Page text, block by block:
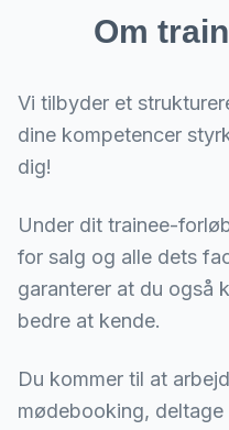
Om
Vi tilbyder et
dine kompetencer
dig!
Under dit trainee-
for salg og alle dets
garanterer at du også
bedre at kende.
Du kommer til at
mødebooking,